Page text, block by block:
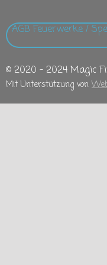
AGB Feuerwerke /
© 2020 - 2024 Magic
Mit Unterstützung von